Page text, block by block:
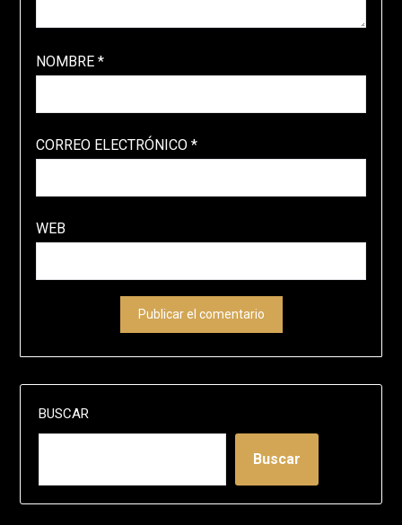
NOMBRE *
CORREO ELECTRÓNICO *
WEB
BUSCAR
Buscar